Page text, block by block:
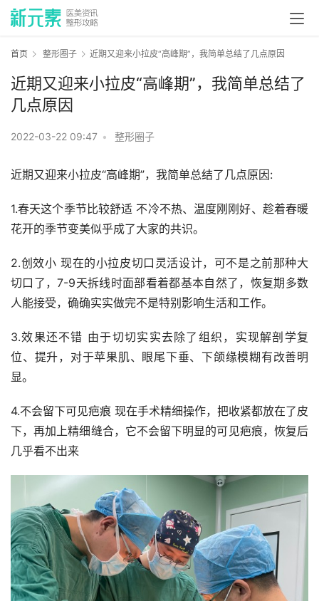
首页 整形圈子 近期又迎来小拉皮“高峰期”，我简单总结了几点原因
近期又迎来小拉皮“高峰期”，我简单总结了
几点原因
2022-03-22 09:47 • 整形圈子
近期又迎来小拉皮“高峰期”，我简单总结了几点原因:
1.春天这个季节比较舒适 不冷不热、温度刚刚好、趁着春暖
花开的季节变美似乎成了大家的共识。
2.创效小 现在的小拉皮切口灵活设计，可不是之前那种大
切口了，7-9天拆线时面部看着都基本自然了，恢复期多数
人能接受，确确实实做完不是特别影响生活和工作。
3.效果还不错 由于切切实实去除了组织，实现解剖学复
位、提升，对于苹果肌、眼尾下垂、下颌缘模糊有改善明
显。
4.不会留下可见疤痕 现在手术精细操作，把收紧都放在了皮
下，再加上精细缝合，它不会留下明显的可见疤痕，恢复后
几乎看不出来